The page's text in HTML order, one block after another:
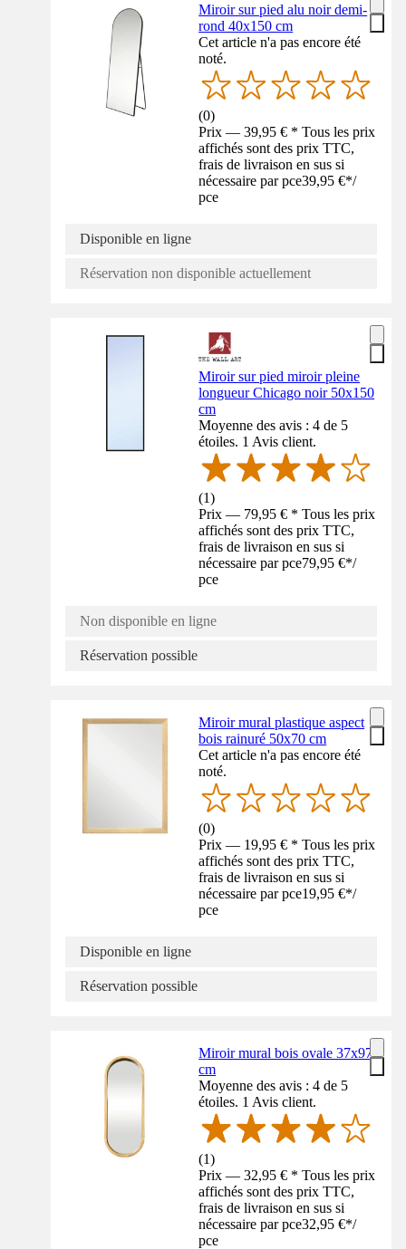
Miroir sur pied alu noir demi-
rond 40x150 cm
Cet article n'a pas encore été
noté.
(0)
Prix — 39,95 € * Tous les prix
affichés sont des prix TTC,
frais de livraison en sus si
nécessaire par pce39,95 €*/
pce
Disponible en ligne
Réservation non disponible actuellement
Miroir sur pied miroir pleine
longueur Chicago noir 50x150
cm
Moyenne des avis : 4 de 5
étoiles. 1 Avis client.
(1)
Prix — 79,95 € * Tous les prix
affichés sont des prix TTC,
frais de livraison en sus si
nécessaire par pce79,95 €*/
pce
Non disponible en ligne
Réservation possible
Miroir mural plastique aspect
bois rainuré 50x70 cm
Cet article n'a pas encore été
noté.
(0)
Prix — 19,95 € * Tous les prix
affichés sont des prix TTC,
frais de livraison en sus si
nécessaire par pce19,95 €*/
pce
Disponible en ligne
Réservation possible
Miroir mural bois ovale 37x97
cm
Moyenne des avis : 4 de 5
étoiles. 1 Avis client.
(1)
Prix — 32,95 € * Tous les prix
affichés sont des prix TTC,
frais de livraison en sus si
nécessaire par pce32,95 €*/
pce